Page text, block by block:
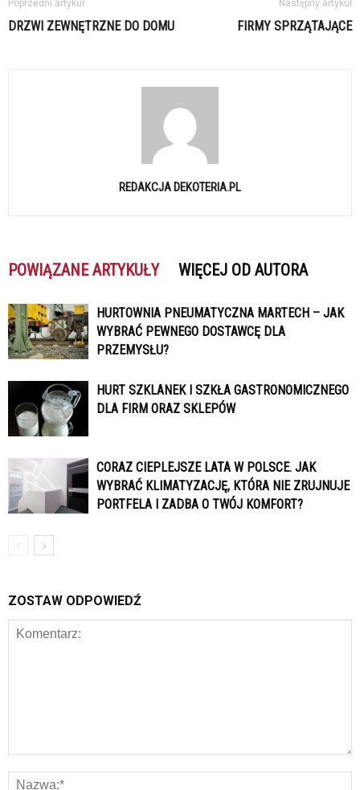
Poprzedni artykuł
DRZWI ZEWNĘTRZNE DO DOMU
Następny artykuł
FIRMY SPRZĄTAJĄCE
REDAKCJA DEKOTERIA.PL
POWIĄZANE ARTYKUŁY WIĘCEJ OD AUTORA
HURTOWNIA PNEUMATYCZNA MARTECH – JAK
WYBRAĆ PEWNEGO DOSTAWCĘ DLA
PRZEMYSŁU?
HURT SZKLANEK I SZKŁA GASTRONOMICZNEGO
DLA FIRM ORAZ SKLEPÓW
CORAZ CIEPLEJSZE LATA W POLSCE. JAK
WYBRAĆ KLIMATYZACJĘ, KTÓRA NIE ZRUJNUJE
PORTFELA I ZADBA O TWÓJ KOMFORT?
ZOSTAW ODPOWIEDŹ